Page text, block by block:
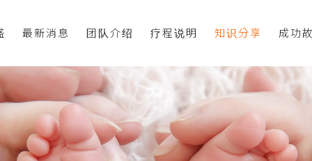
最新消息 团队介绍 疗程说明 知识分享 成功